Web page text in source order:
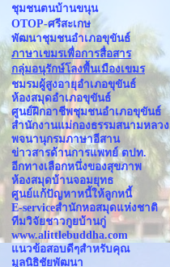
ชุมชนตนบ้านขนุน
OTOP-ศรีสะเกษ
พัฒนาชุมชนอำเภอขุขันธ์
ภาษาเขมรเพื่อการสื่อสาร
กลุ่มอนุรักษ์โลงพื้นเมืองเขมร
ชมรมผู้สูงอายุอำเภอขุขันธ์
ห้องสมุดอำเภอขุขันธ์
ศูนย์ฝึกอาชีพชุมชนอำเภอขุขันธ์
สำนักงานแม่กองธรรมสนามหลวง
พจนานุกรมภาษาอีสาน
ข่าวสารด้านการแพทย์ ตปท.
อีกทางเลือกหนึ่งของสุขภาพ
ห้องสมุดบ้านจอมยุทธ
ศูนย์แก้ปัญหาหนี้ให้ลูกหนี้
E-serviceสำนักหอสมุดแห่งชาติ
ทีมวิจัยชาวกูยบ้านกู่
www.alittlebuddha.com
แนวข้อสอบดีๆสำหรับคุณ
มูลนิธิชัยพัฒนา